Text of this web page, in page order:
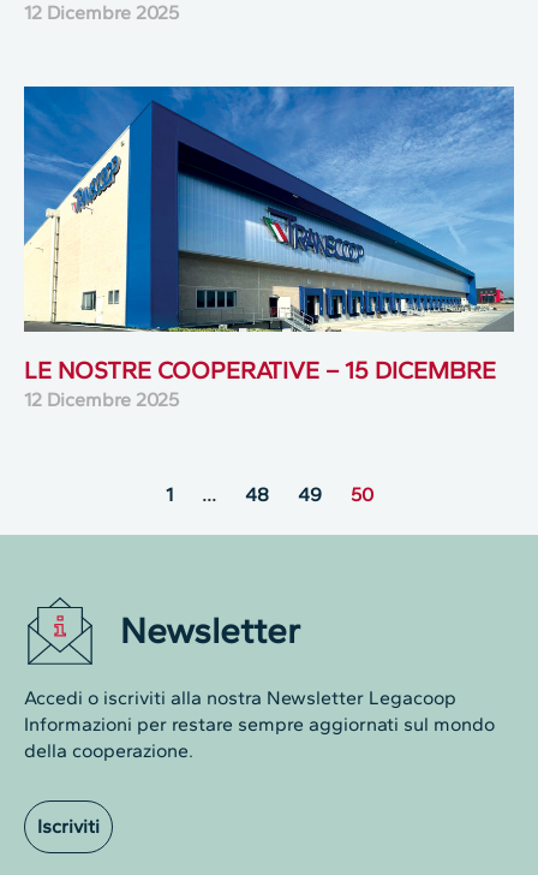
12 Dicembre 2025
LE NOSTRE COOPERATIVE – 15 DICEMBRE
12 Dicembre 2025
1 … 48 49 50
Newsletter
Accedi o iscriviti alla nostra Newsletter Legacoop
Informazioni per restare sempre aggiornati sul mondo
della cooperazione.
Iscriviti